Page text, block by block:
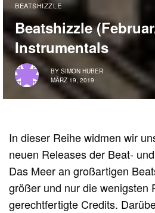
BEATSHIZZLE
Beatshizzle
Instrumentals
BY SIMON HUBER
MÄRZ 19, 2019
In dieser Reihe widmen wir
neuen Releases der Beat-
Das Meer an großartigen
größer und nur die wenigsten
gerechtfertigte Credits.